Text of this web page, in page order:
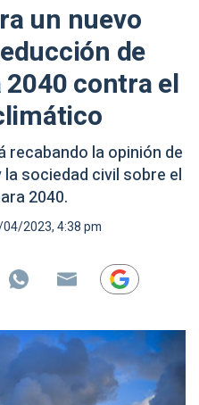
un nuevo
de
contra el
recabando la opinión de
sociedad civil sobre el
2040.
2023, 4:38 pm